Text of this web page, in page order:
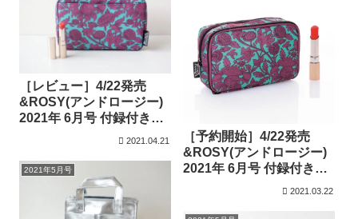
［レビュー］4/22発売
&ROSY(アンドロージー)
2021年 6月号 付録付き雑
2021.04.21
［予約開始］4/22発売
&ROSY(アンドロージー)
2021年 6月号 付録付き雑
2021.03.22
2021年5月号